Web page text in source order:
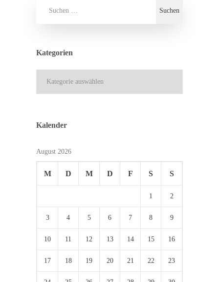
Kategorien
Kalender
August 2026
M D M D F S S
1 2
3 4 5 6 7 8 9
10 11 12 13 14 15 16
17 18 19 20 21 22 23